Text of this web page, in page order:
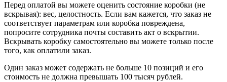
Перед оплатой вы можете оценить состояние коробки (не
вскрывая): вес, целостность. Если вам кажется, что заказ не
соответствует параметрам или коробка повреждена,
попросите сотрудника почты составить акт о вскрытии.
Вскрывать коробку самостоятельно вы можете только после
того, как оплатили заказ.
Один заказ может содержать не больше 10 позиций и его
стоимость не должна превышать 100 тысяч рублей.